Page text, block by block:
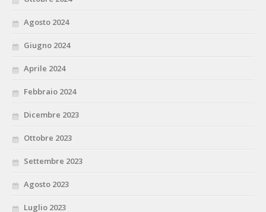
Agosto 2024
Giugno 2024
Aprile 2024
Febbraio 2024
Dicembre 2023
Ottobre 2023
Settembre 2023
Agosto 2023
Luglio 2023